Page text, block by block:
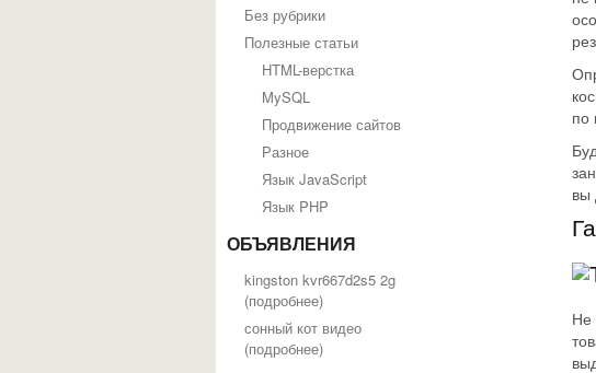
Без рубрики
Полезные статьи
HTML-верстка
MySQL
Продвижение сайтов
Разное
Язык JavaScript
Язык PHP
ОБЪЯВЛЕНИЯ
kingston kvr667d2s5 2g
(подробнее)
сонный кот видео
(подробнее)
по
вы
Не